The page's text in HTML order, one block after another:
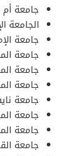
جامعة أم
الجامعة
جامعة
جامعة
جامعة
جامعة
جامعة
جامعة
جامعة
جامعة